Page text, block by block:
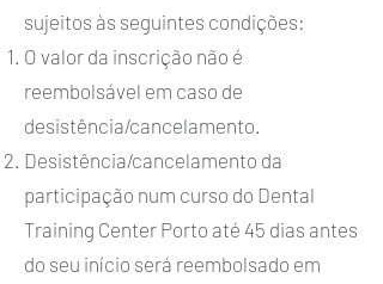
sujeitos às seguintes condições:
O valor da inscrição não é
reembolsável em caso de
desistência/cancelamento.
Desistência/cancelamento da
participação num curso do Dental
Training Center Porto até 45 dias antes
do seu início será reembolsado em